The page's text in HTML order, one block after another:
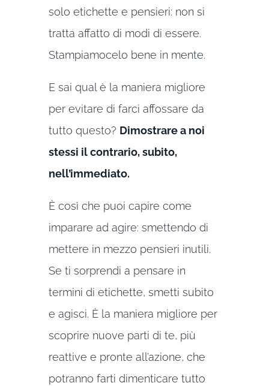
solo etichette e pensieri: non si
tratta affatto di modi di essere.
Stampiamocelo bene in mente.
E sai qual è la maniera migliore
per evitare di farci affossare da
tutto questo? Dimostrare a noi
stessi il contrario, subito,
nell’immediato.
È così che puoi capire come
imparare ad agire: smettendo di
mettere in mezzo pensieri inutili.
Se ti sorprendi a pensare in
termini di etichette, smetti subito
e agisci. È la maniera migliore per
scoprire nuove parti di te, più
reattive e pronte all’azione, che
potranno farti dimenticare tutto